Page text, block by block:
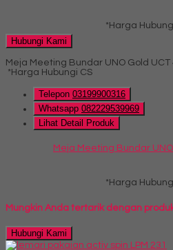
*Harga
Hubungi Kami
Meja Meeting Bundar UNO Gold UCT
*Harga Hubungi CS
Telepon 03199900316
Whatsapp 082229539969
Lihat Detail Produk
Meja Meeting Bundar UNO
*Harga
Mungkin Anda tertarik dengan
Hubungi Kami